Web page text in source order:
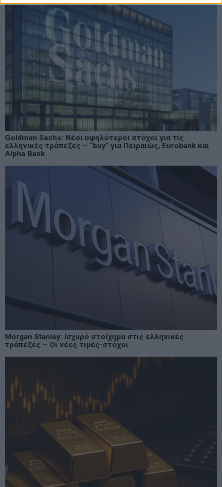
Goldman Sachs: Νέοι υψηλότεροι στόχοι για τις
ελληνικές τράπεζες – “buy” για Πειραιώς, Eurobank και
Alpha Bank
Morgan Stanley: Ισχυρό στοίχημα στις ελληνικές
τράπεζες – Οι νέες τιμές-στόχοι